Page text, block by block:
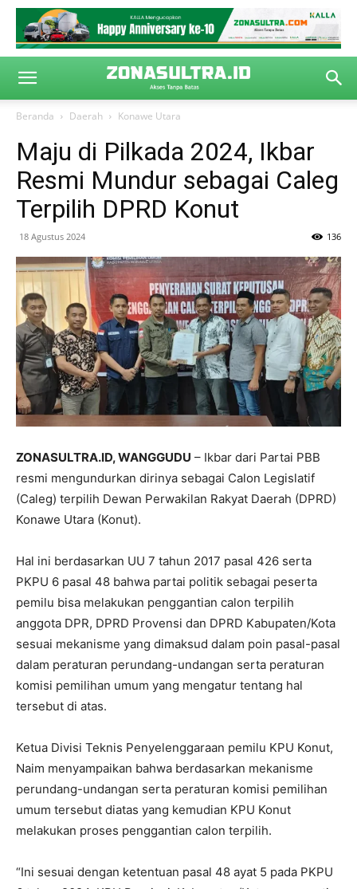
Beranda Daerah Konawe Utara
Maju di Pilkada 2024, Ikbar
Resmi Mundur sebagai Caleg
Terpilih DPRD Konut
18 Agustus 2024 136
ZONASULTRA.ID, WANGGUDU – Ikbar dari Partai PBB
resmi mengundurkan dirinya sebagai Calon Legislatif
(Caleg) terpilih Dewan Perwakilan Rakyat Daerah (DPRD)
Konawe Utara (Konut).
Hal ini berdasarkan UU 7 tahun 2017 pasal 426 serta
PKPU 6 pasal 48 bahwa partai politik sebagai peserta
pemilu bisa melakukan penggantian calon terpilih
anggota DPR, DPRD Provensi dan DPRD Kabupaten/Kota
sesuai mekanisme yang dimaksud dalam poin pasal-pasal
dalam peraturan perundang-undangan serta peraturan
komisi pemilihan umum yang mengatur tentang hal
tersebut di atas.
Ketua Divisi Teknis Penyelenggaraan pemilu KPU Konut,
Naim menyampaikan bahwa berdasarkan mekanisme
perundang-undangan serta peraturan komisi pemilihan
umum tersebut diatas yang kemudian KPU Konut
melakukan proses penggantian calon terpilih.
“Ini sesuai dengan ketentuan pasal 48 ayat 5 pada PKPU